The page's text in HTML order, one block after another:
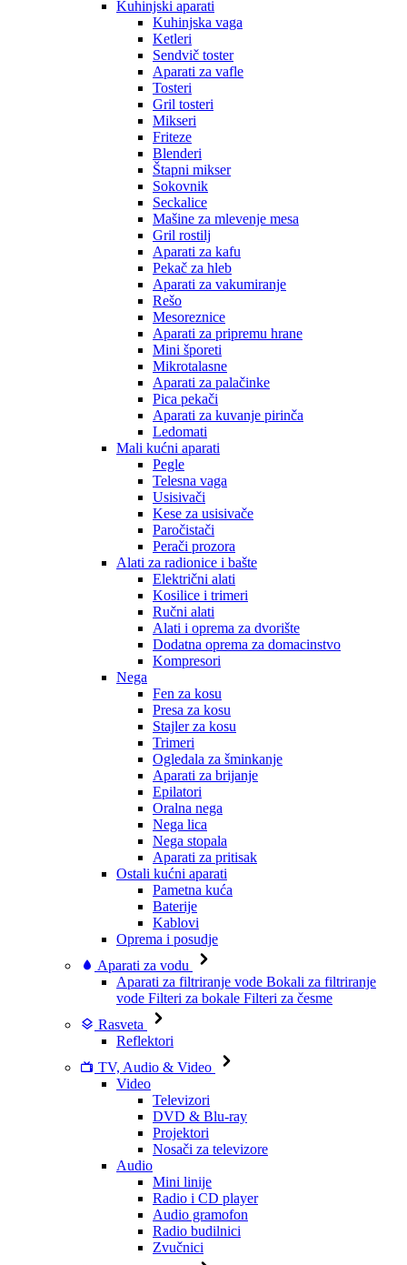
Kuhinjski aparati
Kuhinjska vaga
Ketleri
Sendvič toster
Aparati za vafle
Tosteri
Gril tosteri
Mikseri
Friteze
Blenderi
Štapni mikser
Sokovnik
Seckalice
Mašine za mlevenje mesa
Gril rostilj
Aparati za kafu
Pekač za hleb
Aparati za vakumiranje
Rešo
Mesoreznice
Aparati za pripremu hrane
Mini šporeti
Mikrotalasne
Aparati za palačinke
Pica pekači
Aparati za kuvanje pirinča
Ledomati
Mali kućni aparati
Pegle
Telesna vaga
Usisivači
Kese za usisivače
Paročistači
Perači prozora
Alati za radionice i bašte
Električni alati
Kosilice i trimeri
Ručni alati
Alati i oprema za dvorište
Dodatna oprema za domacinstvo
Kompresori
Nega
Fen za kosu
Presa za kosu
Stajler za kosu
Trimeri
Ogledala za šminkanje
Aparati za brijanje
Epilatori
Oralna nega
Nega lica
Nega stopala
Aparati za pritisak
Ostali kućni aparati
Pametna kuća
Baterije
Kablovi
Oprema i posudje
Aparati za vodu
Aparati za filtriranje vode Bokali za filtriranje
vode Filteri za bokale Filteri za česme
Rasveta
Reflektori
TV, Audio & Video
Video
Televizori
DVD & Blu-ray
Projektori
Nosači za televizore
Audio
Mini linije
Radio i CD player
Audio gramofon
Radio budilnici
Zvučnici